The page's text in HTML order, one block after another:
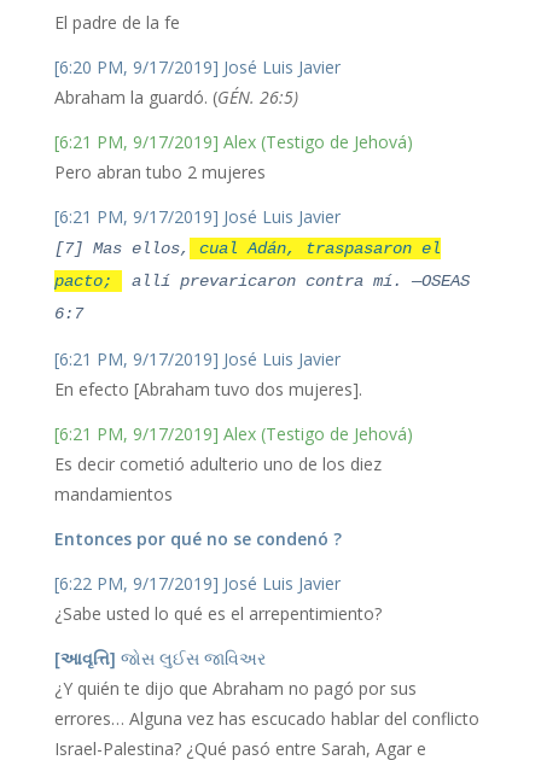
El padre de la fe
[6:20 PM, 9/17/2019] José Luis Javier
Abraham la guardó. (GÉN. 26:5)
[6:21 PM, 9/17/2019] Alex (Testigo de Jehová)
Pero abran tubo 2 mujeres
[6:21 PM, 9/17/2019] José Luis Javier
[7] Mas ellos,
cual Adán, traspasaron el
pacto;
allí prevaricaron contra mí. —OSEAS
6:7
[6:21 PM, 9/17/2019] José Luis Javier
En efecto [Abraham tuvo dos mujeres].
[6:21 PM, 9/17/2019] Alex (Testigo de Jehová)
Es decir cometió adulterio uno de los diez
mandamientos
Entonces por qué no se condenó ?
[6:22 PM, 9/17/2019] José Luis Javier
¿Sabe usted lo qué es el arrepentimiento?
[આવૃત્તિ] જોસ લુઈસ જાવિઅર
¿Y quién te dijo que Abraham no pagó por sus
errores… Alguna vez has escucado hablar del conflicto
Israel-Palestina? ¿Qué pasó entre Sarah, Agar e